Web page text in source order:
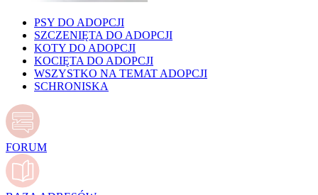
PSY DO ADOPCJI
SZCZENIĘTA DO ADOPCJI
KOTY DO ADOPCJI
KOCIĘTA DO ADOPCJI
WSZYSTKO NA TEMAT ADOPCJI
SCHRONISKA
FORUM